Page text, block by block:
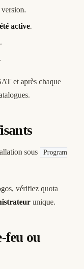
active.
et après chaque
sous
Program
vérifiez quota
unique.
feu ou